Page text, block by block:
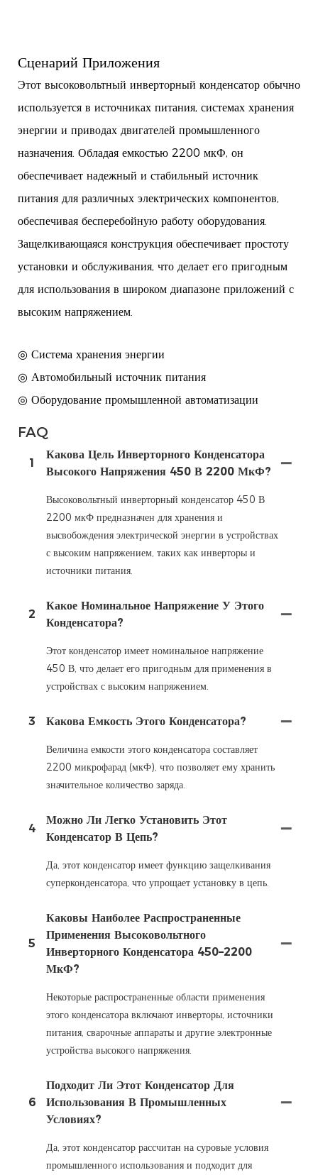
Сценарий Приложения
Этот высоковольтный инверторный конденсатор обычно
используется в источниках питания, системах хранения
энергии и приводах двигателей промышленного
назначения. Обладая емкостью 2200 мкФ, он
обеспечивает надежный и стабильный источник
питания для различных электрических компонентов,
обеспечивая бесперебойную работу оборудования.
Защелкивающаяся конструкция обеспечивает простоту
установки и обслуживания, что делает его пригодным
для использования в широком диапазоне приложений с
высоким напряжением.
◎ Система хранения энергии
◎ Автомобильный источник питания
◎ Оборудование промышленной автоматизации
FAQ
1
Какова Цель Инверторного Конденсатора
Высокого Напряжения 450 В 2200 МкФ?
Высоковольтный инверторный конденсатор 450 В
2200 мкФ предназначен для хранения и
высвобождения электрической энергии в устройствах
с высоким напряжением, таких как инверторы и
источники питания.
2
Какое Номинальное Напряжение У Этого
Конденсатора?
Этот конденсатор имеет номинальное напряжение
450 В, что делает его пригодным для применения в
устройствах с высоким напряжением.
3 Какова Емкость Этого Конденсатора?
Величина емкости этого конденсатора составляет
2200 микрофарад (мкФ), что позволяет ему хранить
значительное количество заряда.
4
Можно Ли Легко Установить Этот
Конденсатор В Цепь?
Да, этот конденсатор имеет функцию защелкивания
суперконденсатора, что упрощает установку в цепь.
5
Каковы Наиболее Распространенные
Применения Высоковольтного
Инверторного Конденсатора 450–2200
МкФ?
Некоторые распространенные области применения
этого конденсатора включают инверторы, источники
питания, сварочные аппараты и другие электронные
устройства высокого напряжения.
6
Подходит Ли Этот Конденсатор Для
Использования В Промышленных
Условиях?
Да, этот конденсатор рассчитан на суровые условия
промышленного использования и подходит для